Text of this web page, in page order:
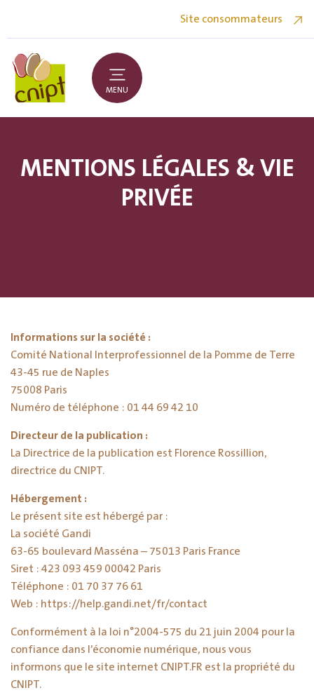
Site consommateurs
MENU
MENTIONS LÉGALES & VIE
PRIVÉE
Informations sur la société :
Comité National Interprofessionnel de la Pomme de Terre
43-45 rue de Naples
75008 Paris
Numéro de téléphone : 01 44 69 42 10
Directeur de la publication :
La Directrice de la publication est Florence Rossillion,
directrice du CNIPT.
Hébergement :
Le présent site est hébergé par :
La société Gandi
63-65 boulevard Masséna – 75013 Paris France
Siret : 423 093 459 00042 Paris
Téléphone : 01 70 37 76 61
Web : https://help.gandi.net/fr/contact
Conformément à la loi n°2004-575 du 21 juin 2004 pour la
confiance dans l’économie numérique, nous vous
informons que le site internet CNIPT.FR est la propriété du
CNIPT.